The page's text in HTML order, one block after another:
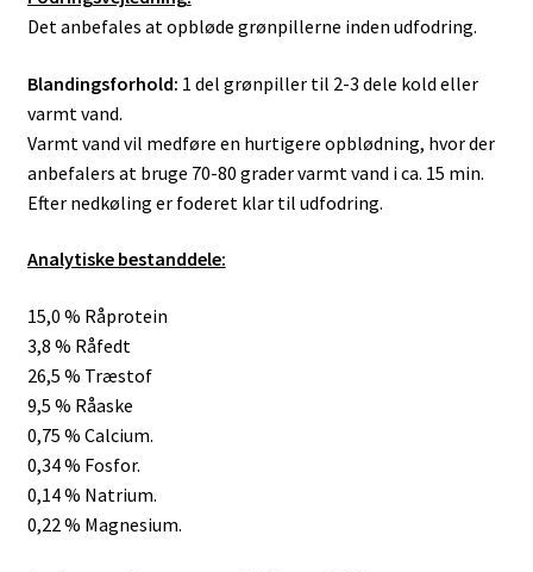
Det anbefales at opbløde grønpillerne inden udfodring.
Blandingsforhold: 1 del grønpiller til 2-3 dele kold eller
varmt vand.
Varmt vand vil medføre en hurtigere opblødning, hvor der
anbefalers at bruge 70-80 grader varmt vand i ca. 15 min.
Efter nedkøling er foderet klar til udfodring.
Analytiske bestanddele:
15,0 % Råprotein
3,8 % Råfedt
26,5 % Træstof
9,5 % Råaske
0,75 % Calcium.
0,34 % Fosfor.
0,14 % Natrium.
0,22 % Magnesium.